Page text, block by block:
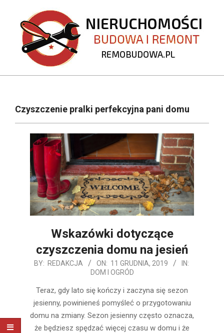
content
REMOBUDOWA.PL
NavigationCzyszczenie pralki perfekcyjna pani domu
Wskazówki dotyczące
czyszczenia domu na jesień
2019-
11
BY: REDAKCJA ON: 11 GRUDNIA, 2019
IN:
DOM I OGRÓD
Teraz, gdy lato się kończy i zaczyna się sezon
jesienny, powinieneś pomyśleć o przygotowaniu
domu na zmiany. Sezon jesienny często oznacza,
że ​​będziesz spędzać więcej czasu w domu i że